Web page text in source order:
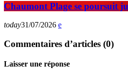
Chaumont Plage se poursuit
today31/07/2026
Commentaires d’articles (0)
Laisser une réponse